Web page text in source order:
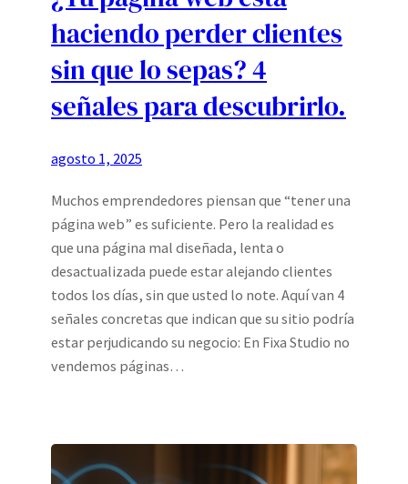
haciendo perder clientes
sin que lo sepas? 4
señales para descubrirlo.
agosto 1, 2025
Muchos emprendedores piensan que “tener una
página web” es suficiente. Pero la realidad es
que una página mal diseñada, lenta o
desactualizada puede estar alejando clientes
todos los días, sin que usted lo note. Aquí van 4
señales concretas que indican que su sitio podría
estar perjudicando su negocio: En Fixa Studio no
vendemos páginas…